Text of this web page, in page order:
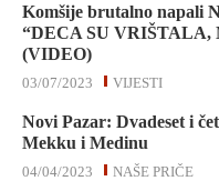
Komšije brutalno napali
“DECA SU VRIŠTALA,
(VIDEO)
VIJESTI
03/07/2023
Novi Pazar: Dvadeset i
Mekku i Medinu
NAŠE PRIČE
04/04/2023